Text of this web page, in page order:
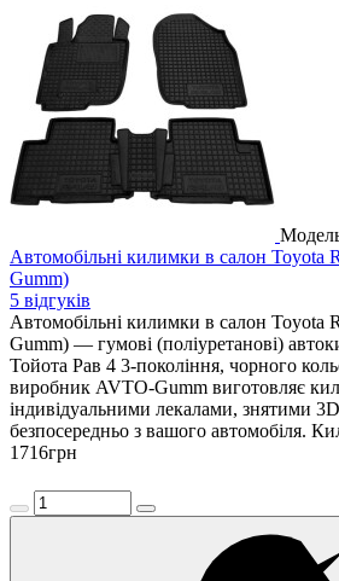
Автомобільні килимки в салон Toyota
Gumm)
5 відгуків
Автомобільні килимки в салон Toyota
Gumm) — гумові (поліуретанові)
Тойота Рав 4 3-покоління, чорного
виробник AVTO-Gumm виготовляє
індивідуальними лекалами, знятими
безпосередньо з вашого автомобіля.
1716грн